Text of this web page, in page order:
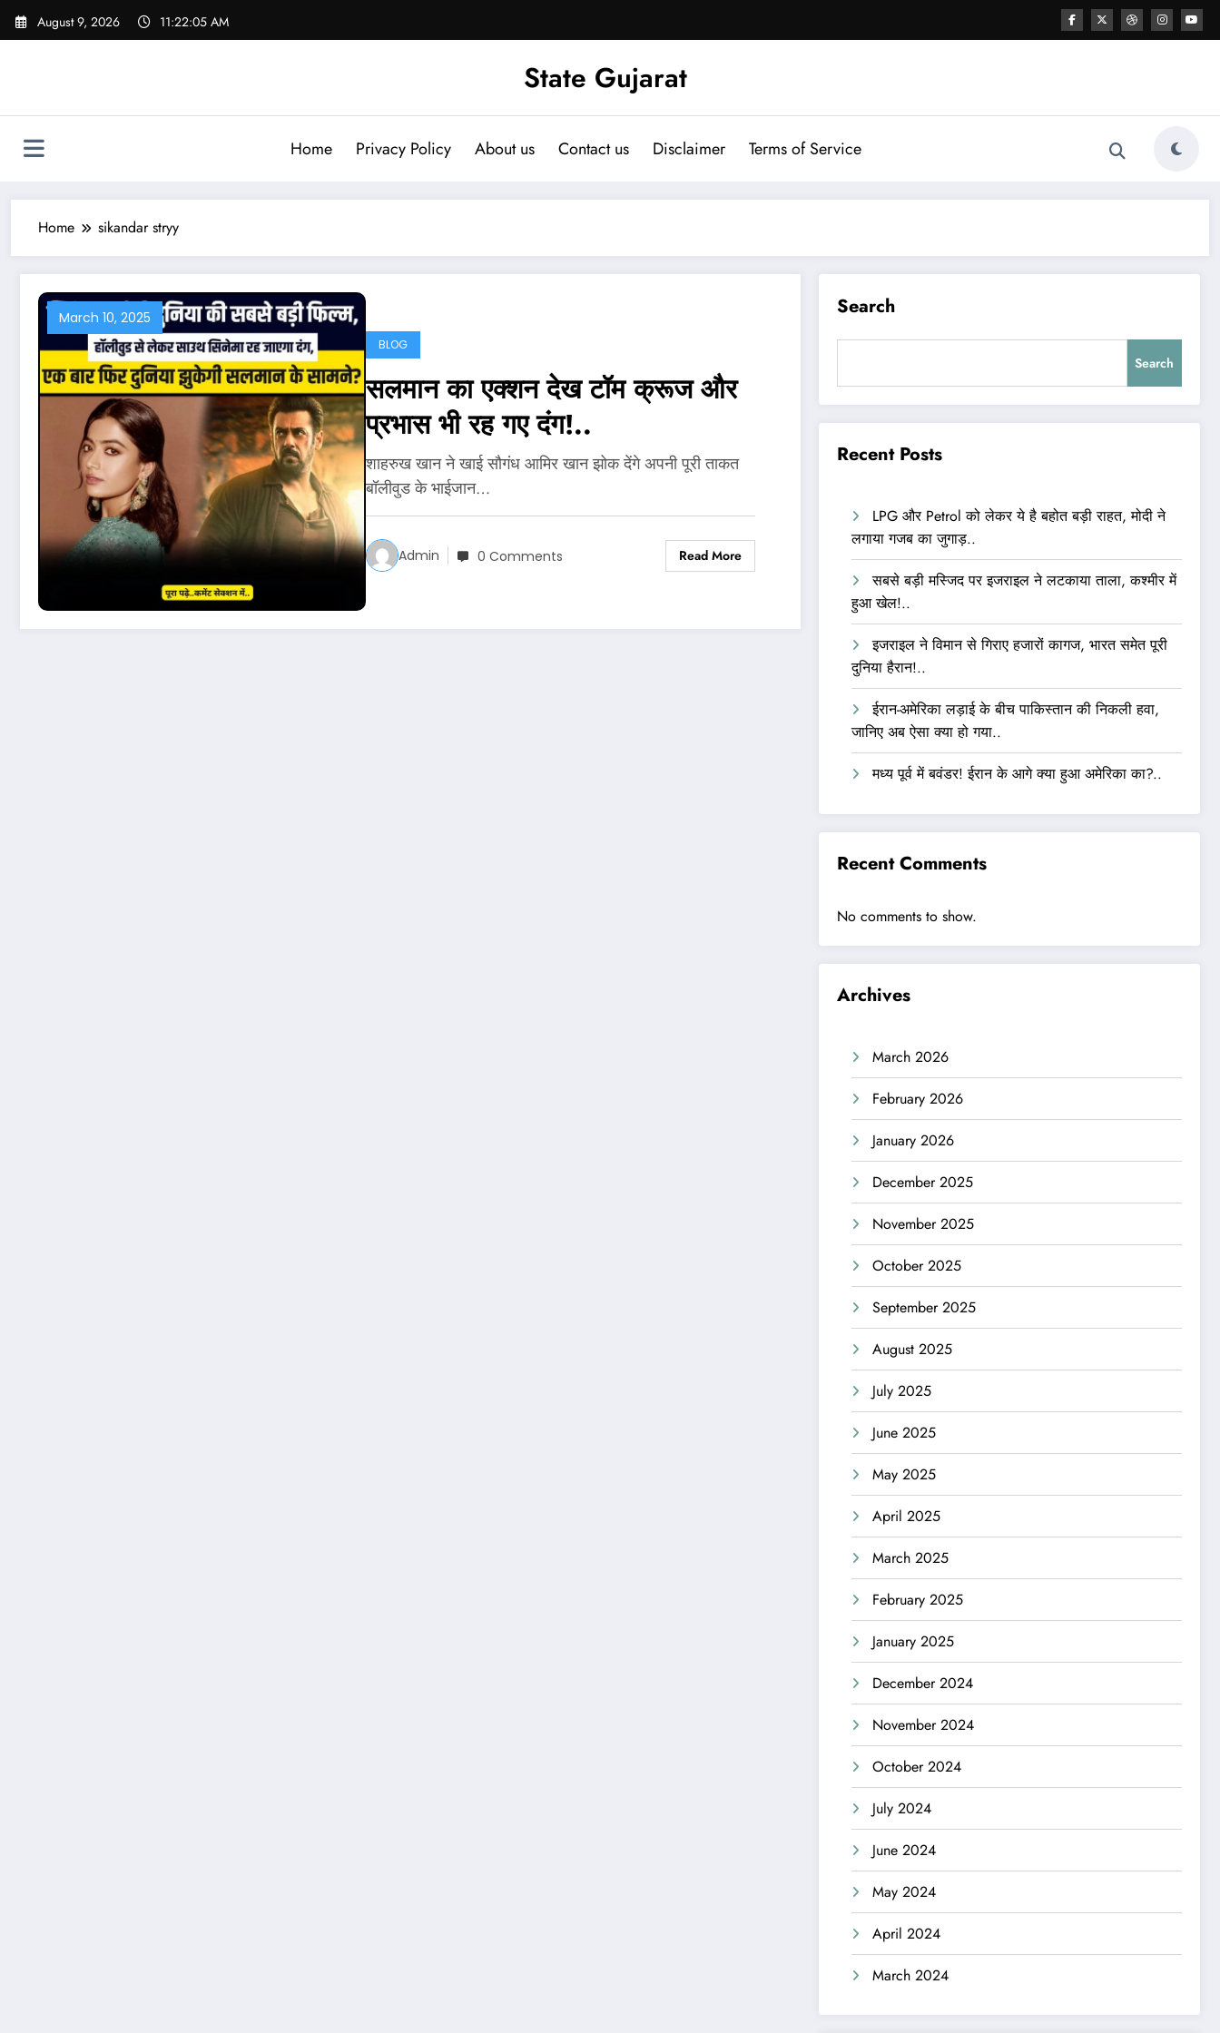
Skip
August 9, 2026 11:22:06 AM
State Gujarat
Home Privacy Policy About us Contact us Disclaimer Terms of Service
Home sikandar stryy
March 10, 2025
BLOG
सलमान का एक्शन देख टॉम क्रूज और
प्रभास भी रह गए दंग!..
शाहरुख खान ने खाई सौगंध आमिर खान झोक देंगे अपनी पूरी ताकत
बॉलीवुड के भाईजान…
Admin 0 Comments Read More
Search
Search
Recent Posts
LPG और Petrol को लेकर ये है बहोत बड़ी राहत, मोदी ने
लगाया गजब का जुगाड़..
सबसे बड़ी मस्जिद पर इजराइल ने लटकाया ताला, कश्मीर में
हुआ खेल!..
इजराइल ने विमान से गिराए हजारों कागज, भारत समेत पूरी
दुनिया हैरान!..
ईरान-अमेरिका लड़ाई के बीच पाकिस्तान की निकली हवा,
जानिए अब ऐसा क्या हो गया..
मध्य पूर्व में बवंडर! ईरान के आगे क्या हुआ अमेरिका का?..
Recent Comments
No comments to show.
Archives
March 2026
February 2026
January 2026
December 2025
November 2025
October 2025
September 2025
August 2025
July 2025
June 2025
May 2025
April 2025
March 2025
February 2025
January 2025
December 2024
November 2024
October 2024
July 2024
June 2024
May 2024
April 2024
March 2024